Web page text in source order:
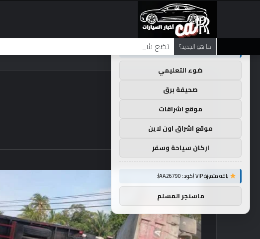
ما هو الجديد؟ تضع شركة BMW منافستها من الفئة G في حالة انتظار مع وصول الرياح المعاكسة في الصين إلى موطنها
توصيات :
باقة متميزة VIP (كود: AA35872):
ضوء التعليمي
صحيفة برق
موقع اشراقات
موقع اشراق اون لاين
اركان سياحة وسفر
باقة متميزة VIP (كود: AA26790):
ماسنجر المسلم